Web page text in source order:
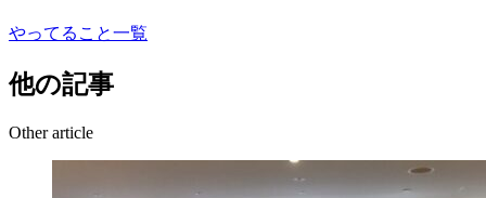
やってること一覧
他の記事
Other article